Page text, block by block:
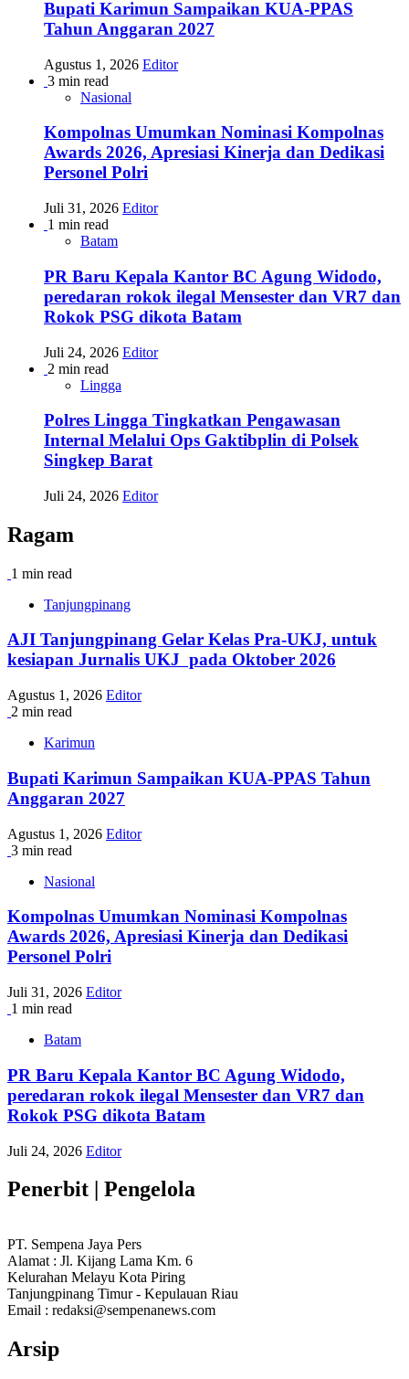
Bupati Karimun Sampaikan KUA-PPAS
Tahun Anggaran 2027
Agustus 1, 2026 Editor
3 min read
Nasional
Kompolnas Umumkan Nominasi Kompolnas
Awards 2026, Apresiasi Kinerja dan Dedikasi
Personel Polri
Juli 31, 2026 Editor
1 min read
Batam
PR Baru Kepala Kantor BC Agung Widodo,
peredaran rokok ilegal Mensester dan VR7 dan
Rokok PSG dikota Batam
Juli 24, 2026 Editor
2 min read
Lingga
Polres Lingga Tingkatkan Pengawasan
Internal Melalui Ops Gaktibplin di Polsek
Singkep Barat
Juli 24, 2026 Editor
Ragam
1 min read
Tanjungpinang
AJI Tanjungpinang Gelar Kelas Pra-UKJ, untuk
kesiapan Jurnalis UKJ pada Oktober 2026
Agustus 1, 2026 Editor
2 min read
Karimun
Bupati Karimun Sampaikan KUA-PPAS Tahun
Anggaran 2027
Agustus 1, 2026 Editor
3 min read
Nasional
Kompolnas Umumkan Nominasi Kompolnas
Awards 2026, Apresiasi Kinerja dan Dedikasi
Personel Polri
Juli 31, 2026 Editor
1 min read
Batam
PR Baru Kepala Kantor BC Agung Widodo,
peredaran rokok ilegal Mensester dan VR7 dan
Rokok PSG dikota Batam
Juli 24, 2026 Editor
Penerbit | Pengelola
PT. Sempena Jaya Pers
Alamat : Jl. Kijang Lama Km. 6
Kelurahan Melayu Kota Piring
Tanjungpinang Timur - Kepulauan Riau
Email : redaksi@sempenanews.com
Arsip